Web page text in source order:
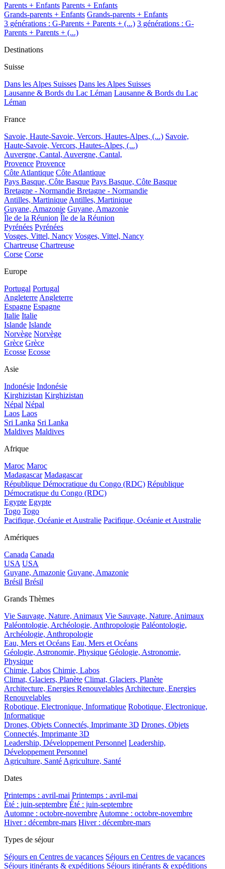
Parents + Enfants Parents + Enfants
Grands-parents + Enfants Grands-parents + Enfants
3 générations : G-Parents + Parents + (...) 3 générations : G-
Parents + Parents + (...)
Destinations
Suisse
Dans les Alpes Suisses Dans les Alpes Suisses
Lausanne & Bords du Lac Léman Lausanne & Bords du Lac
Léman
France
Savoie, Haute-Savoie, Vercors, Hautes-Alpes, (...) Savoie,
Haute-Savoie, Vercors, Hautes-Alpes, (...)
Auvergne, Cantal, Auvergne, Cantal,
Provence Provence
Côte Atlantique Côte Atlantique
Pays Basque, Côte Basque Pays Basque, Côte Basque
Bretagne - Normandie Bretagne - Normandie
Antilles, Martinique Antilles, Martinique
Guyane, Amazonie Guyane, Amazonie
Île de la Réunion Île de la Réunion
Pyrénées Pyrénées
Vosges, Vittel, Nancy Vosges, Vittel, Nancy
Chartreuse Chartreuse
Corse Corse
Europe
Portugal Portugal
Angleterre Angleterre
Espagne Espagne
Italie Italie
Islande Islande
Norvège Norvège
Grèce Grèce
Ecosse Ecosse
Asie
Indonésie Indonésie
Kirghizistan Kirghizistan
Népal Népal
Laos Laos
Sri Lanka Sri Lanka
Maldives Maldives
Afrique
Maroc Maroc
Madagascar Madagascar
République Démocratique du Congo (RDC) République
Démocratique du Congo (RDC)
Egypte Egypte
Togo Togo
Pacifique, Océanie et Australie Pacifique, Océanie et Australie
Amériques
Canada Canada
USA USA
Guyane, Amazonie Guyane, Amazonie
Brésil Brésil
Grands Thèmes
Vie Sauvage, Nature, Animaux Vie Sauvage, Nature, Animaux
Paléontologie, Archéologie, Anthropologie Paléontologie,
Archéologie, Anthropologie
Eau, Mers et Océans Eau, Mers et Océans
Géologie, Astronomie, Physique Géologie, Astronomie,
Physique
Chimie, Labos Chimie, Labos
Climat, Glaciers, Planète Climat, Glaciers, Planète
Architecture, Energies Renouvelables Architecture, Energies
Renouvelables
Robotique, Electronique, Informatique Robotique, Electronique,
Informatique
Drones, Objets Connectés, Imprimante 3D Drones, Objets
Connectés, Imprimante 3D
Leadership, Développement Personnel Leadership,
Développement Personnel
Agriculture, Santé Agriculture, Santé
Dates
Printemps : avril-mai Printemps : avril-mai
Été : juin-septembre Été : juin-septembre
Automne : octobre-novembre Automne : octobre-novembre
Hiver : décembre-mars Hiver : décembre-mars
Types de séjour
Séjours en Centres de vacances Séjours en Centres de vacances
Séjours itinérants & expéditions Séjours itinérants & expéditions